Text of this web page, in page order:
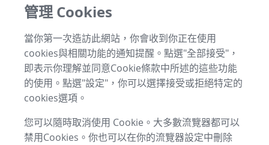
管理 Cookies
當你第一次造訪此網站，你會收到你正在使用
cookies與相關功能的通知提醒。點選"全部接受"，
即表示你理解並同意Cookie條款中所述的這些功能
的使用。點選"設定"，你可以選擇接受或拒絕特定的
cookies選項。
您可以隨時取消使用 Cookie。大多數流覽器都可以
禁用Cookies。你也可以在你的流覽器設定中刪除